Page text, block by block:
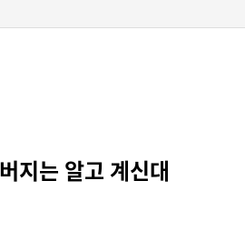
지는 알고 계신대